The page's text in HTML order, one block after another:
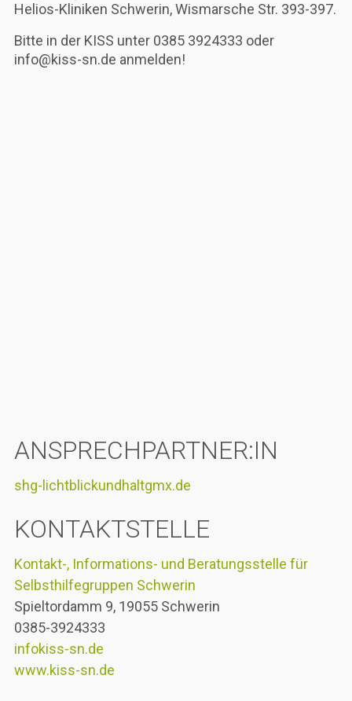
Helios-Kliniken Schwerin, Wismarsche Str. 393-397.
Bitte in der KISS unter 0385 3924333 oder
info@kiss-sn.de anmelden!
ANSPRECHPARTNER:IN
shg-lichtblickundhaltgmx.de
KONTAKTSTELLE
Kontakt-, Informations- und Beratungsstelle für
Selbsthilfegruppen Schwerin
Spieltordamm 9, 19055 Schwerin
0385-3924333
infokiss-sn.de
www.kiss-sn.de